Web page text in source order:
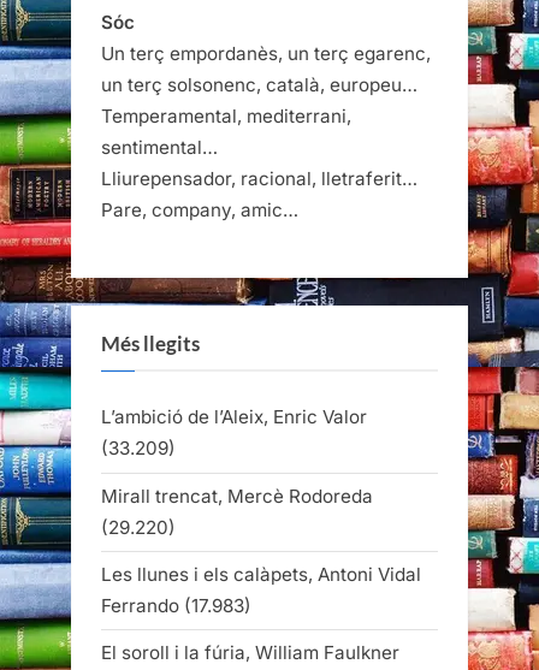
Sóc
Un terç empordanès, un terç egarenc,
un terç solsonenc, català, europeu…
Temperamental, mediterrani,
sentimental…
Lliurepensador, racional, lletraferit…
Pare, company, amic…
Més llegits
L’ambició de l’Aleix, Enric Valor
(33.209)
Mirall trencat, Mercè Rodoreda
(29.220)
Les llunes i els calàpets, Antoni Vidal
Ferrando (17.983)
El soroll i la fúria, William Faulkner